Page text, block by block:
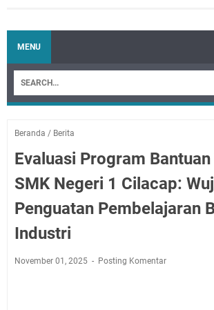
MENU
Beranda / Berita
Evaluasi Program Bantuan
SMK Negeri 1 Cilacap:
Penguatan Pembelajaran
Industri
November 01, 2025 Posting Komentar